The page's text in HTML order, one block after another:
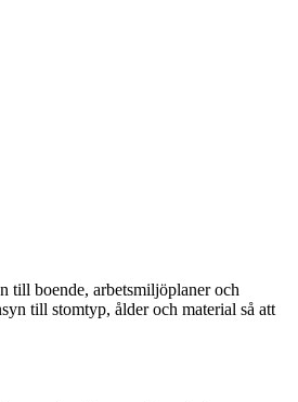
till boende, arbetsmiljöplaner och
till stomtyp, ålder och material så att